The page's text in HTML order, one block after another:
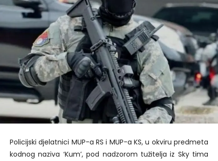
Policijski djelatnici MUP-a RS i MUP-a KS, u okviru predmeta
kodnog naziva ‘Kum’, pod nadzorom tužitelja iz Sky tima